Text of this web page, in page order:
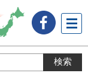
ュー